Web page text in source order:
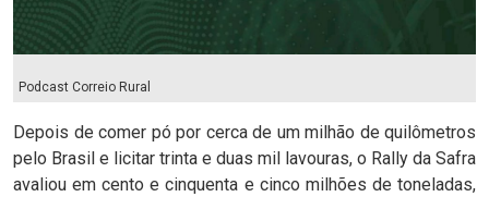
Podcast Correio Rural
Depois de comer pó por cerca de um milhão de quilômetros
pelo Brasil e licitar trinta e duas mil lavouras, o Rally da Safra
avaliou em cento e cinquenta e cinco milhões de toneladas,